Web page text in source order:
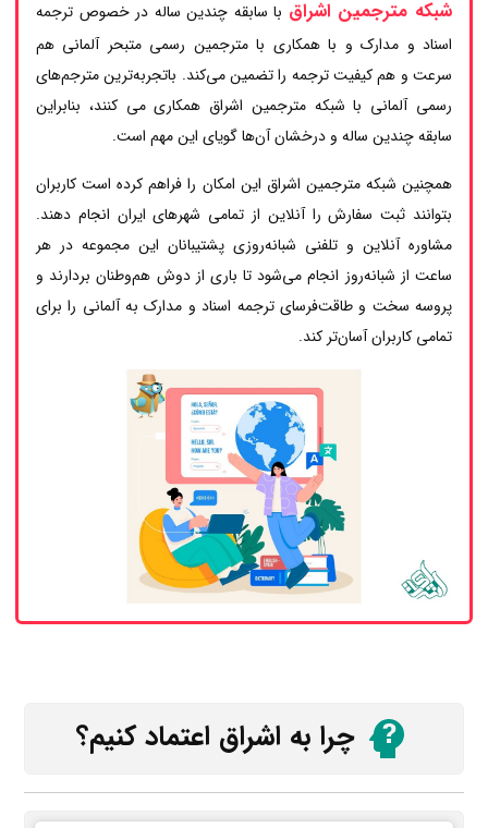
شبکه مترجمین اشراق با سابقه چندین ساله در خصوص ترجمه
اسناد و مدارک و با همکاری با مترجمین رسمی متبحر آلمانی هم
سرعت و هم کیفیت ترجمه را تضمین می‌کند. باتجربه‌ترین مترجم‌های
رسمی آلمانی با شبکه مترجمین اشراق همکاری می کنند، بنابراین
سابقه چندین ساله و درخشان آن‌ها گویای این مهم است.
همچنین شبکه مترجمین اشراق این امکان را فراهم کرده است کاربران
بتوانند ثبت سفارش را آنلاین از تمامی شهرهای ایران انجام دهند.
مشاوره آنلاین و تلفنی شبانه‌روزی پشتیبانان این مجموعه در هر
ساعت از شبانه‌روز انجام می‌شود تا باری از دوش هم‌وطنان بردارند و
پروسه سخت و طاقت‌فرسای ترجمه اسناد و مدارک به آلمانی را برای
تمامی کاربران آسان‌تر کند.
چرا به اشراق اعتماد کنیم؟